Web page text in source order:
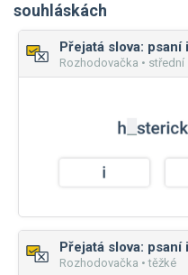
souhláskách
Rozhodovačka • střední
Rozhodovačka • těžké